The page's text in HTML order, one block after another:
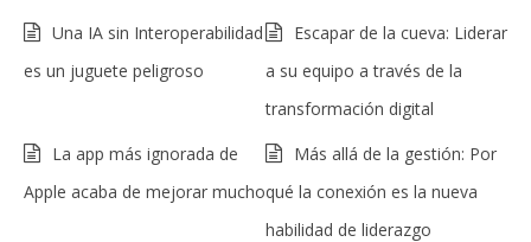
Una IA sin Interoperabilidad
es un juguete peligroso
Escapar de la cueva: Liderar
a su equipo a través de la
transformación digital
La app más ignorada de
Apple acaba de mejorar mucho
Más allá de la gestión: Por
qué la conexión es la nueva
habilidad de liderazgo